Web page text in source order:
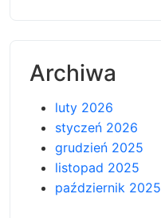
Archiwa
luty 2026
styczeń 2026
grudzień 2025
listopad 2025
październik 2025